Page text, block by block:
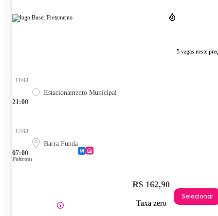
5 vagas neste
21:00
11/08
Estacionamento Municipal
07:00
12/08
Barra Funda
Poltrona
R$ 162,90
Taxa zero
Selecionar